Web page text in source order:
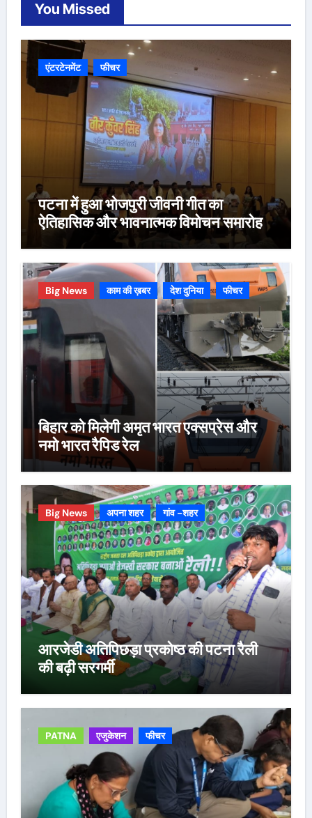
You Missed
एंटरटेनमेंट फीचर
पटना में हुआ भोजपुरी जीवनी गीत का
ऐतिहासिक और भावनात्मक विमोचन समारोह
Big News काम की ख़बर देश दुनिया फीचर
बिहार को मिलेगी अमृत भारत एक्सप्रेस और
नमो भारत रैपिड रेल
Big News अपना शहर गांव -शहर
आरजेडी अतिपिछड़ा प्रकोष्ठ की पटना रैली
की बढ़ी सरगर्मी
PATNA एजुकेशन फीचर